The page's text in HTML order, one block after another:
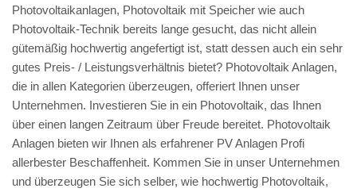
Photovoltaikanlagen, Photovoltaik mit Speicher wie auch
Photovoltaik-Technik bereits lange gesucht, das nicht allein
gütemäßig hochwertig angefertigt ist, statt dessen auch ein sehr
gutes Preis- / Leistungsverhältnis bietet? Photovoltaik Anlagen,
die in allen Kategorien überzeugen, offeriert Ihnen unser
Unternehmen. Investieren Sie in ein Photovoltaik, das Ihnen
über einen langen Zeitraum über Freude bereitet. Photovoltaik
Anlagen bieten wir Ihnen als erfahrener PV Anlagen Profi
allerbester Beschaffenheit. Kommen Sie in unser Unternehmen
und überzeugen Sie sich selber, wie hochwertig Photovoltaik,